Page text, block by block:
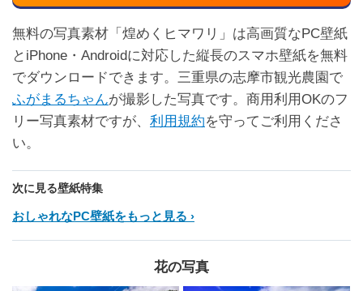
無料の写真素材「煌めくヒマワリ」は高画質なPC壁紙
とiPhone・Androidに対応した縦長のスマホ壁紙を無料
でダウンロードできます。三重県の志摩市観光農園で
ふがまるちゃんが撮影した写真です。商用利用OKのフ
リー写真素材ですが、 利用規約を守ってご利用くださ
い。
次に見る壁紙特集
おしゃれなPC壁紙をもっと見る
花の写真